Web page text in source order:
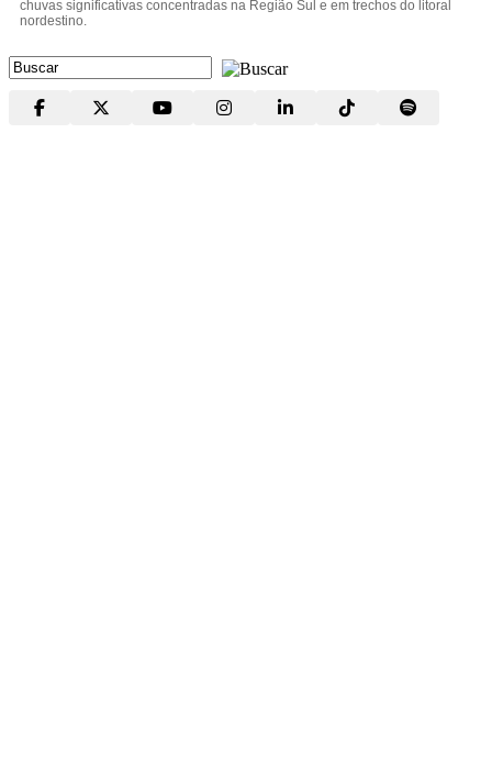
chuvas significativas concentradas na Região Sul e em trechos do litoral
nordestino.